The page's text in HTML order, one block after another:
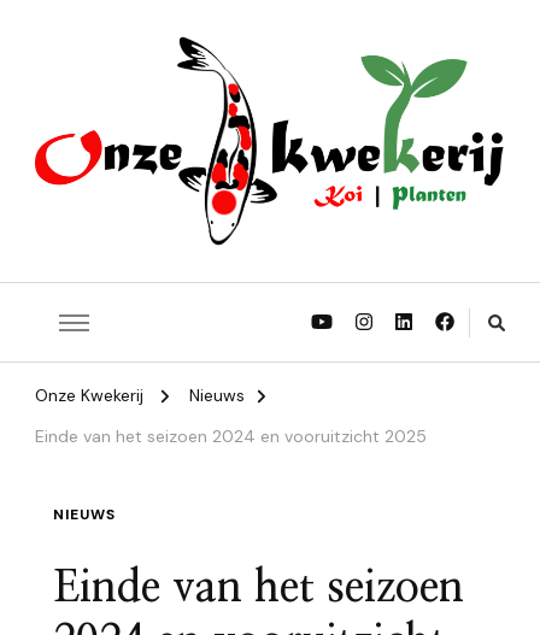
Onze Kwekerij
Nieuws
Einde van het seizoen 2024 en vooruitzicht 2025
NIEUWS
Einde van het seizoen